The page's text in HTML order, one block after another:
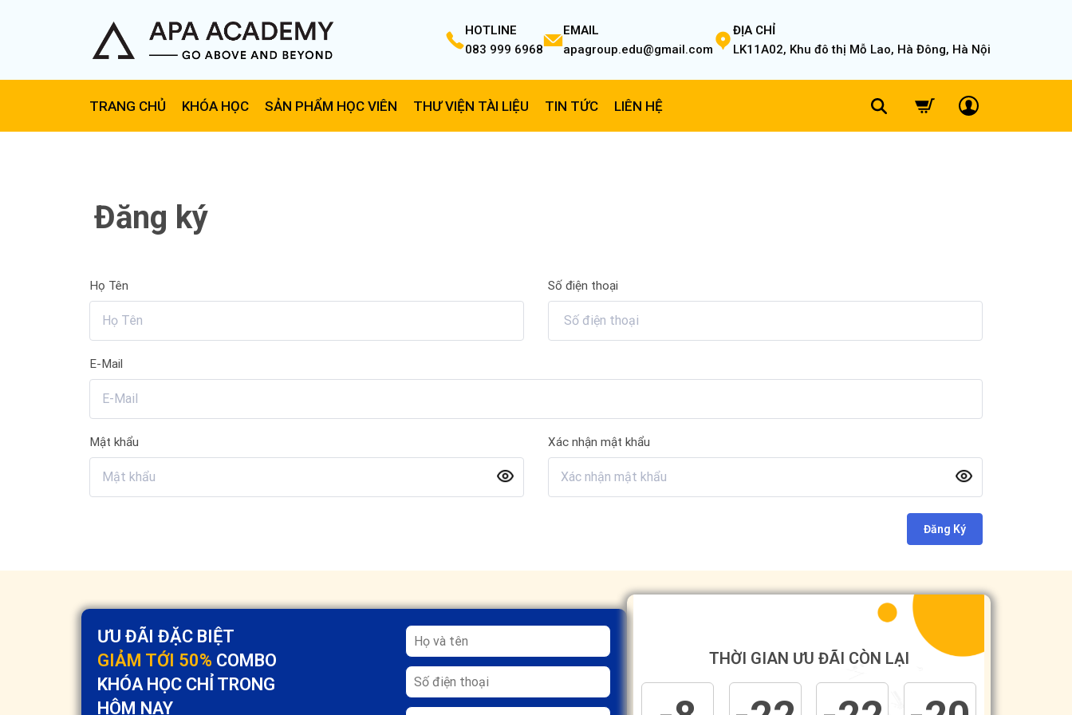
HOTLINE
083 999 6968
EMAIL
apagroup.edu@gmail.com
ĐỊA CHỈ
LK11A02, Khu đô thị Mỗ Lao, Hà Đông, Hà Nội
TRANG CHỦ KHÓA HỌC SẢN PHẨM HỌC VIÊN THƯ VIỆN TÀI LIỆU TIN TỨC LIÊN HỆ
Đăng ký
Họ Tên Số điện thoại
E-Mail
Mật khẩu Xác nhận mật khẩu
Đăng Ký
ƯU ĐÃI ĐẶC BIỆT
GIẢM TỚI 50% COMBO
KHÓA HỌC CHỈ TRONG
HÔM NAY
THỜI GIAN ƯU ĐÃI CÒN LẠI